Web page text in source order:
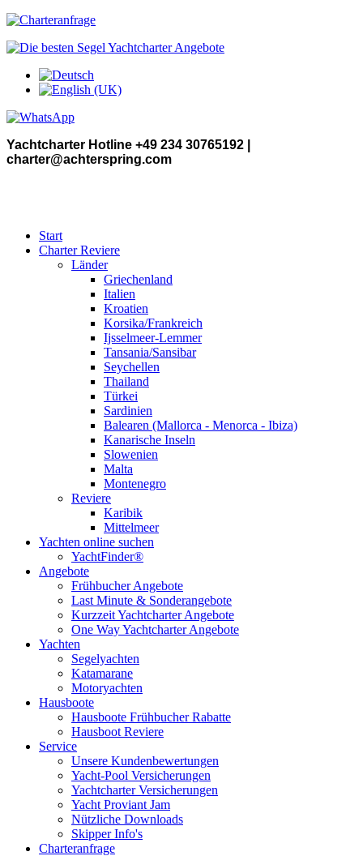
Yachtcharter Hotline +49 234 30765192 |
charter@achterspring.com
Start
Charter Reviere
Länder
Griechenland
Italien
Kroatien
Korsika/Frankreich
Ijsselmeer-Lemmer
Tansania/Sansibar
Seychellen
Thailand
Türkei
Sardinien
Balearen (Mallorca - Menorca - Ibiza)
Kanarische Inseln
Slowenien
Malta
Montenegro
Reviere
Karibik
Mittelmeer
Yachten online suchen
YachtFinder®
Angebote
Frühbucher Angebote
Last Minute & Sonderangebote
Kurzzeit Yachtcharter Angebote
One Way Yachtcharter Angebote
Yachten
Segelyachten
Katamarane
Motoryachten
Hausboote
Hausboote Frühbucher Rabatte
Hausboot Reviere
Service
Unsere Kundenbewertungen
Yacht-Pool Versicherungen
Yachtcharter Versicherungen
Yacht Proviant Jam
Nützliche Downloads
Skipper Info's
Charteranfrage